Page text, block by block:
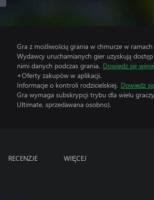
Gra z możliwością grania w chmurze w
Wydawcy uruchamianych gier uzyskują
nimi danych podczas grania. Dowiedz się
+Oferty zakupów w aplikacji.
Informacje o kontroli rodzicielskiej. Dowiedz
Gra wymaga subskrypcji trybu dla wielu
Ultimate, sprzedawana osobno).
RECENZJE WIĘCEJ